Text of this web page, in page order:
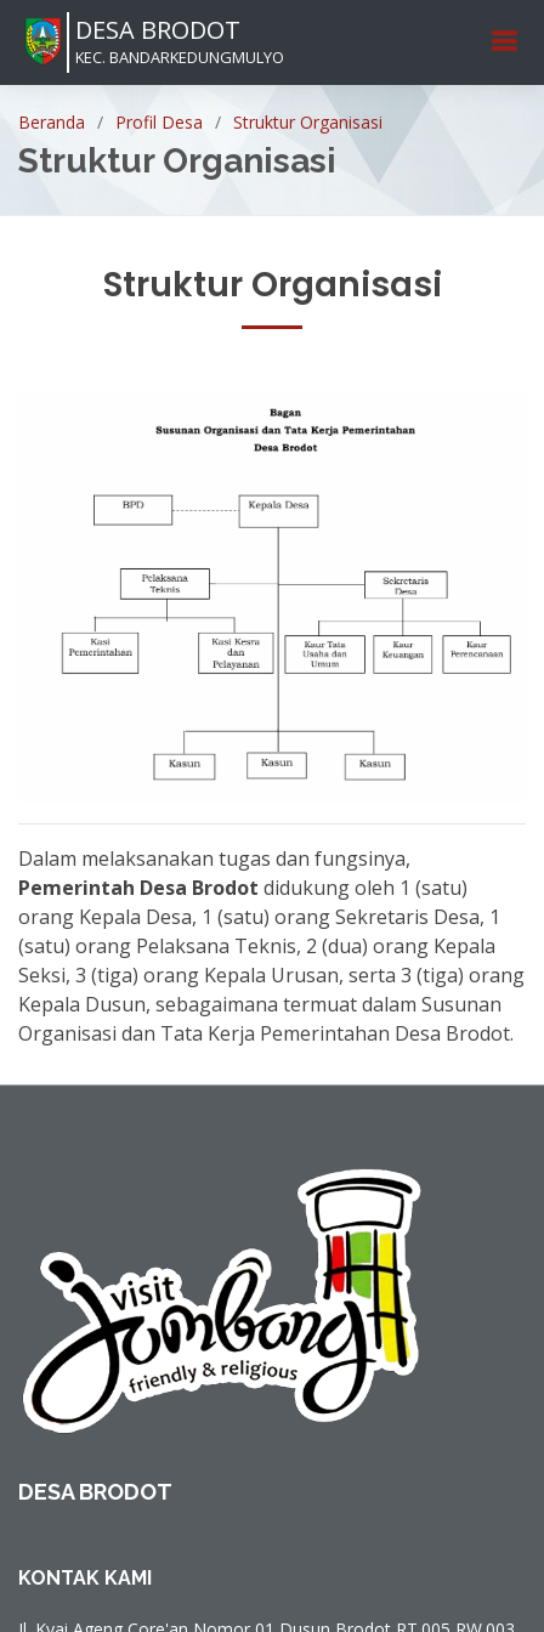
DESA BRODOT
KEC. BANDARKEDUNGMULYO
Beranda Profil Desa Struktur Organisasi
Struktur Organisasi
Struktur Organisasi
Dalam melaksanakan tugas dan fungsinya,
Pemerintah Desa Brodot didukung oleh 1 (satu)
orang Kepala Desa, 1 (satu) orang Sekretaris Desa, 1
(satu) orang Pelaksana Teknis, 2 (dua) orang Kepala
Seksi, 3 (tiga) orang Kepala Urusan, serta 3 (tiga) orang
Kepala Dusun, sebagaimana termuat dalam Susunan
Organisasi dan Tata Kerja Pemerintahan Desa Brodot.
DESA BRODOT
KONTAK KAMI